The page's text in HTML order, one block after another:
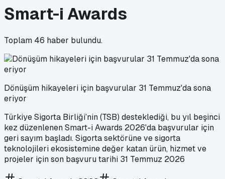
Smart-i Awards
Toplam 46 haber bulundu.
Dönüşüm hikayeleri için başvurular 31 Temmuz'da sona
eriyor
Türkiye Sigorta Birliği’nin (TSB) desteklediği, bu yıl beşinci
kez düzenlenen Smart-i Awards 2026'da başvurular için
geri sayım başladı. Sigorta sektörüne ve sigorta
teknolojileri ekosistemine değer katan ürün, hizmet ve
projeler için son başvuru tarihi 31 Temmuz 2026